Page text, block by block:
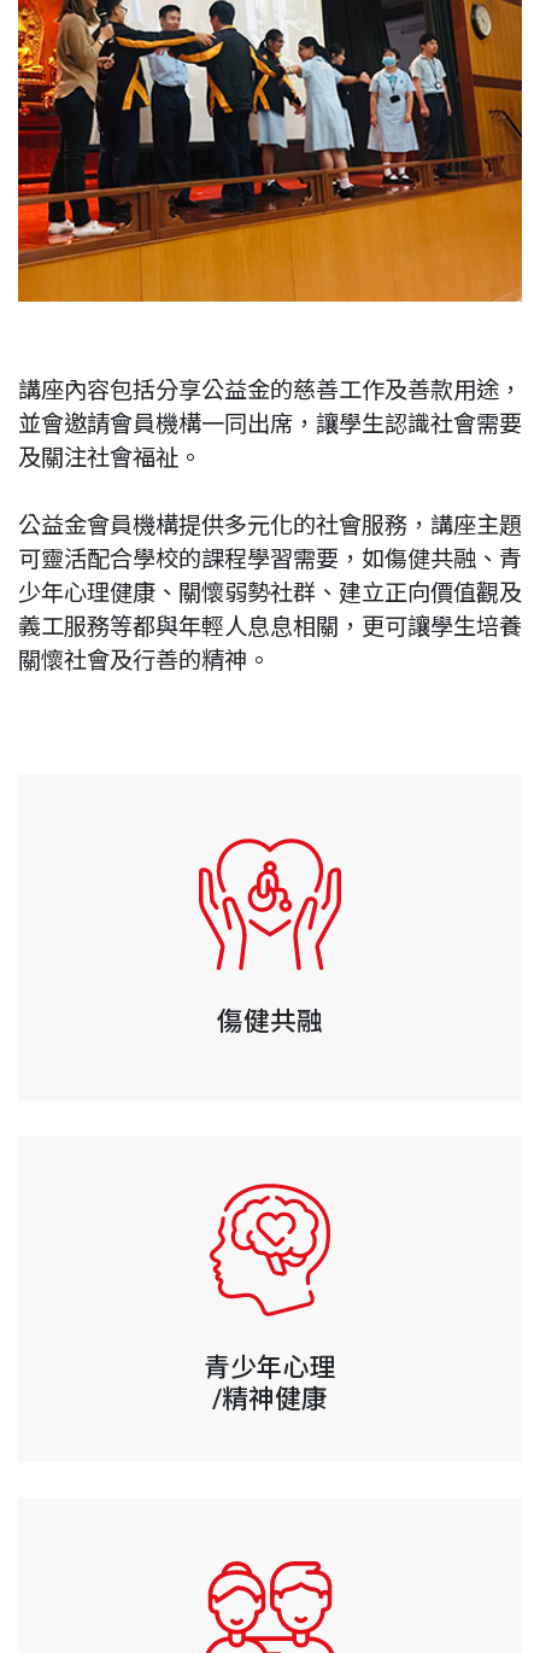
講座內容包括分享公益金的慈善工作及善款用途，
並會邀請會員機構一同出席，讓學生認識社會需要
及關注社會福祉。
公益金會員機構提供多元化的社會服務，講座主題
可靈活配合學校的課程學習需要，如傷健共融、青
少年心理健康、關懷弱勢社群、建立正向價值觀及
義工服務等都與年輕人息息相關，更可讓學生培養
關懷社會及行善的精神。
傷健共融
青少年心理
/精神健康